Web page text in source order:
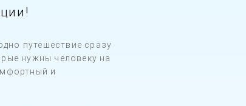
путешествие сразу
нужны человеку на
и